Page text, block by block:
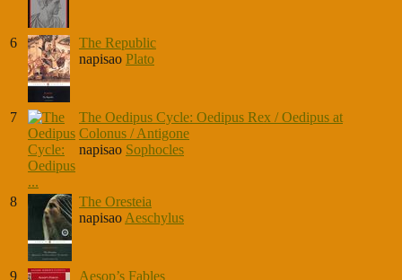
6
The Republic
napisao Plato
7
The Oedipus Cycle: Oedipus Rex / Oedipus at
Colonus / Antigone
napisao Sophocles
8
The Oresteia
napisao Aeschylus
9 Aesop’s Fables